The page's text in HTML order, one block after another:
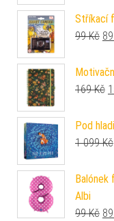
Stříkací
99Kč 89
169Kč
Pod
1 099Kč
Albi
99Kč 89